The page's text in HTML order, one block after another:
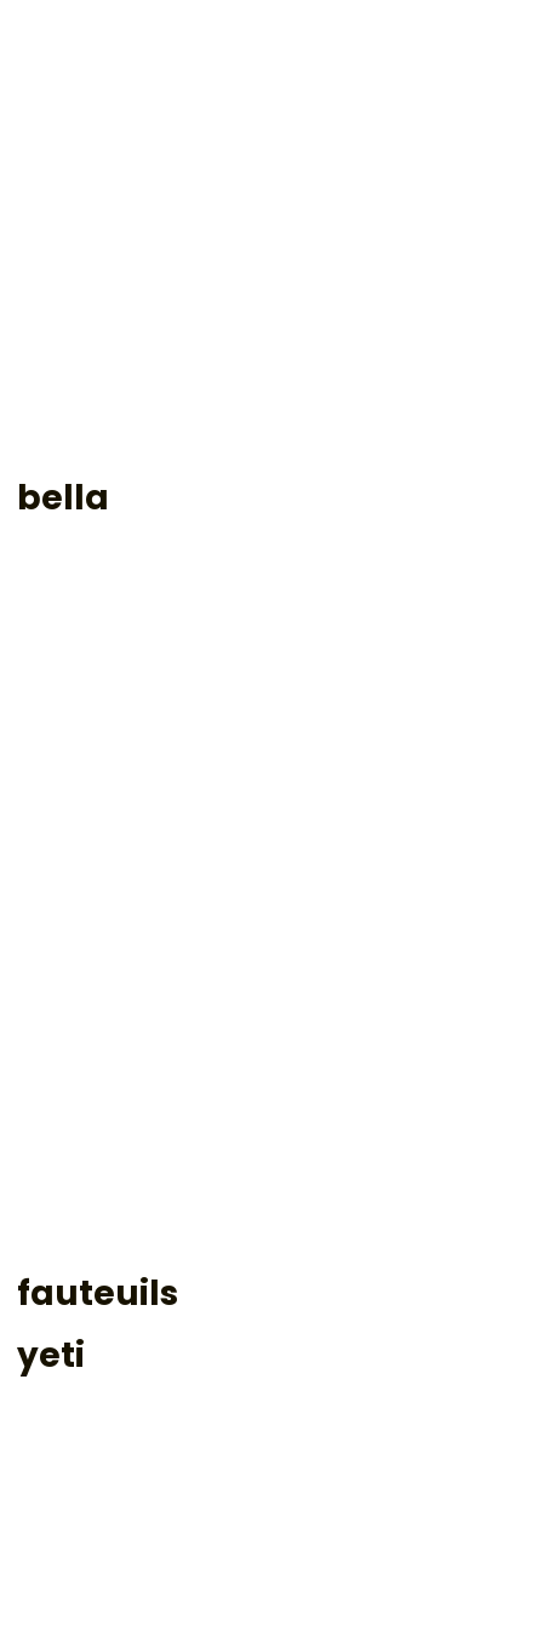
bella
fauteuils
yeti